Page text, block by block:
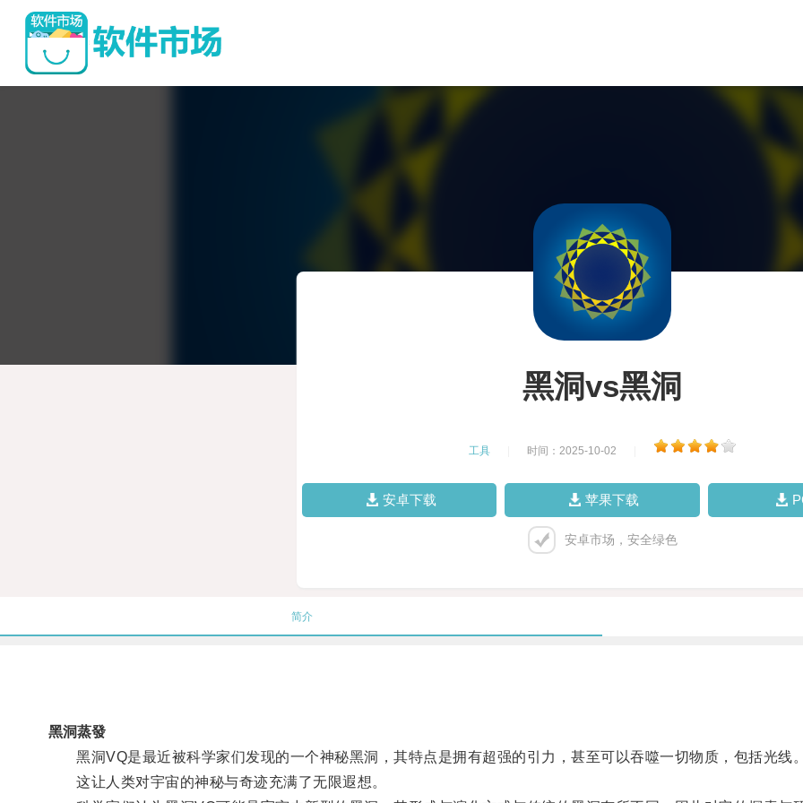
黑洞vs黑洞
工具 时间：2025-10-02
安卓下载 苹果下载
安卓市场，安全绿色
简介
黑洞蒸發
黑洞VQ是最近被科学家们发现的一个神秘黑洞，其特点是拥有超强的引力，甚至可以吞噬一切物质，包括光线。
这让人类对宇宙的神秘与奇迹充满了无限遐想。